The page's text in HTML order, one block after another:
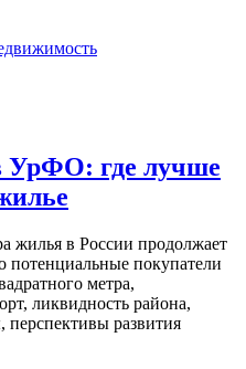
УрФО: где лучше
жилья в России продолжает
покупатели
метра,
ликвидность района,
перспективы развития